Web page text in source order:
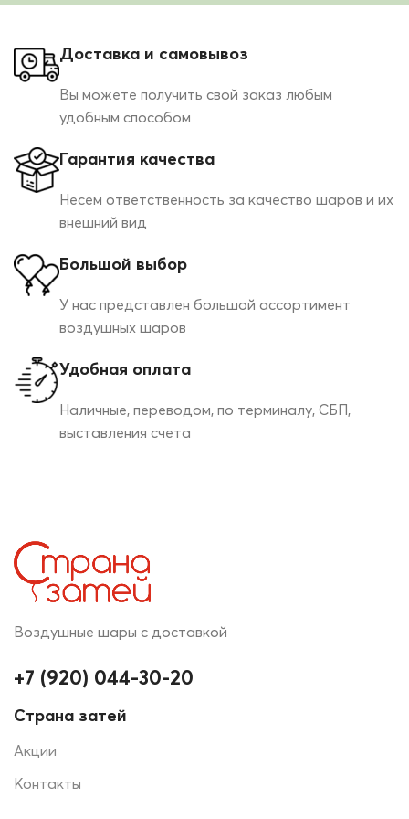
Доставка и самовывоз
Вы можете получить свой заказ любым
удобным способом
Гарантия качества
Несем ответственность за качество шаров и их
внешний вид
Большой выбор
У нас представлен большой ассортимент
воздушных шаров
Удобная оплата
Наличные, переводом, по терминалу, СБП,
выставления счета
Воздушные шары с доставкой
+7 (920) 044-30-20
Страна затей
Акции
Контакты